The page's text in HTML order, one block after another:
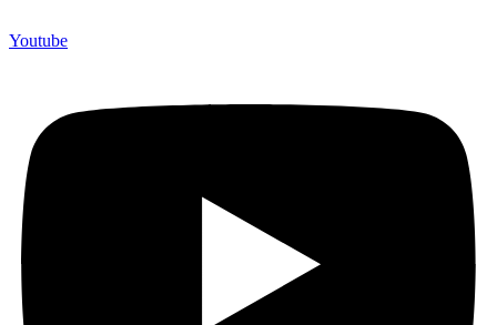
Youtube